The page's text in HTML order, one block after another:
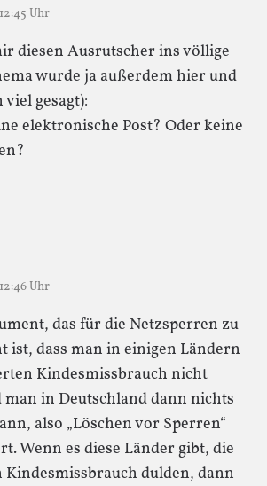
Uhr
diesen Ausrutscher ins völlige
wurde ja außerdem hier und
gesagt):
elektronische Post? Oder keine
Uhr
das für die Netzsperren zu
ist, dass man in einigen Ländern
Kindesmissbrauch nicht
in Deutschland dann nichts
also „Löschen vor Sperren“
Wenn es diese Länder gibt, die
dulden, dann